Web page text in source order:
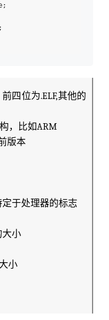
四位为.ELF,其他的
，比如ARM
版本
定于处理器的标志
大小
小